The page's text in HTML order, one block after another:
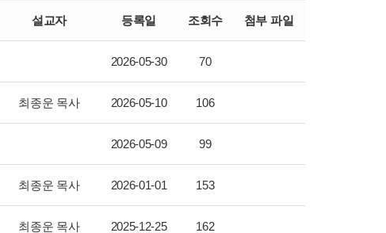
설교자 등록일 조회수 첨부 파일
2026-05-30 70
최종운 목사 2026-05-10 106
2026-05-09 99
최종운 목사 2026-01-01 153
최종운 목사 2025-12-25 162